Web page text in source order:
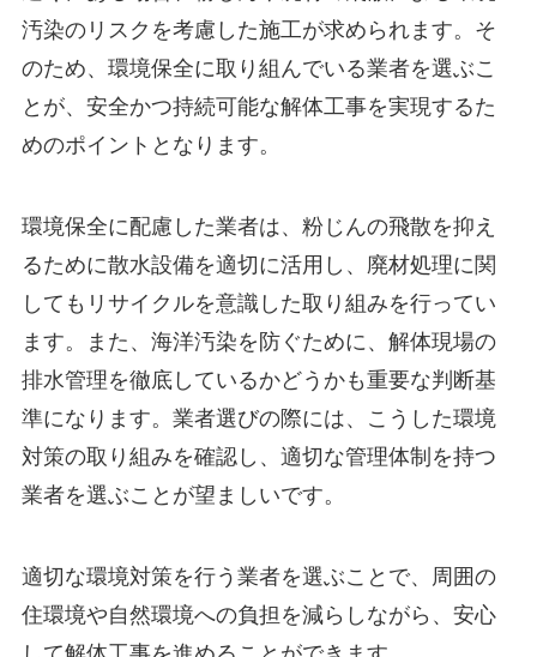
汚染のリスクを考慮した施工が求められます。そ
のため、環境保全に取り組んでいる業者を選ぶこ
とが、安全かつ持続可能な解体工事を実現するた
めのポイントとなります。
環境保全に配慮した業者は、粉じんの飛散を抑え
るために散水設備を適切に活用し、廃材処理に関
してもリサイクルを意識した取り組みを行ってい
ます。また、海洋汚染を防ぐために、解体現場の
排水管理を徹底しているかどうかも重要な判断基
準になります。業者選びの際には、こうした環境
対策の取り組みを確認し、適切な管理体制を持つ
業者を選ぶことが望ましいです。
適切な環境対策を行う業者を選ぶことで、周囲の
住環境や自然環境への負担を減らしながら、安心